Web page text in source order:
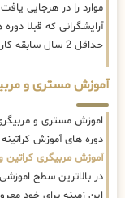
موارد را در هرجایی
آرایشگرانی که قبلا
حداقل 2 سال سابقه کار در این حوزه دارند پیشنهاد میشود.
آموزش مستری و
اموزش مستری و
دوره های آموزش
آموزش مربیگری کراتین
در بالاترین سطح